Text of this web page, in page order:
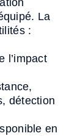
La
:
l’impact
détection
en